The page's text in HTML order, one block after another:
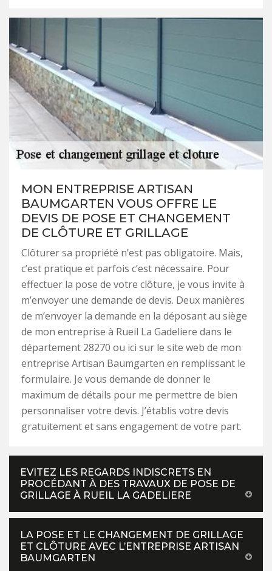
MON ENTREPRISE ARTISAN
BAUMGARTEN VOUS OFFRE LE
DEVIS DE POSE ET CHANGEMENT
DE CLÔTURE ET GRILLAGE
Clôturer sa propriété n’est pas obligatoire. Mais,
c’est pratique et parfois c’est nécessaire. Pour
effectuer la pose de votre clôture, je vous invite à
m’envoyer une demande de devis. Deux manières
de m’envoyer la demande en la déposant au siège
de mon entreprise à Rueil La Gadeliere dans le
département 28270 ou ici sur le site web de mon
entreprise Artisan Baumgarten en remplissant le
formulaire. Je vous demande de donner le
maximum de détails pour me permettre de bien
personnaliser votre devis. J’établis votre devis
gratuitement et sans engagement de votre part.
EVITEZ LES REGARDS INDISCRETS EN
PROCÉDANT À DES TRAVAUX DE POSE DE
GRILLAGE À RUEIL LA GADELIERE
LA POSE ET LE CHANGEMENT DE GRILLAGE
ET CLÔTURE AVEC L’ENTREPRISE ARTISAN
BAUMGARTEN